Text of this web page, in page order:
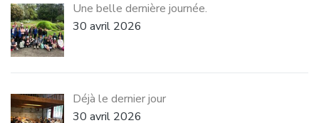
Une belle dernière journée.
30 avril 2026
Déjà le dernier jour
30 avril 2026